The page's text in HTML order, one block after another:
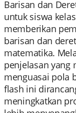
Barisan dan
untuk siswa
memberikan
barisan dan
matematika.
penjelasan yang
menguasai pola
flash ini
meningkatkan